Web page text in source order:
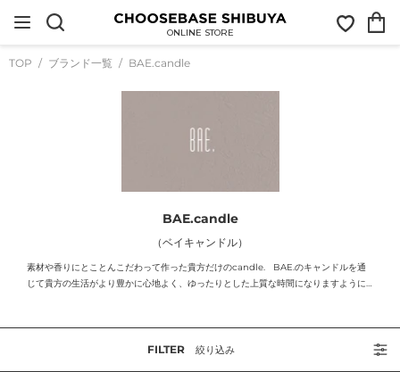
ONLINE STORE
お
気
カ
ー
TOP ブランド一覧 BAE.candle
BAE.candle
（ベイキャンドル）
素材や香りにとことんこだわって作った貴方だけのcandle. BAE.のキャンドルを通
じて貴方の生活がより豊かに心地よく、ゆったりとした上質な時間になりますように…
FILTER 絞り込み